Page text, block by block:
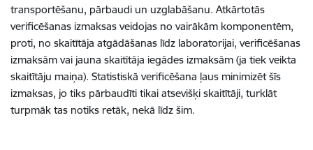
transportēšanu, pārbaudi un uzglabāšanu. Atkārtotās
verificēšanas izmaksas veidojas no vairākām komponentēm,
proti, no skaitītāja atgādāšanas līdz laboratorijai, verificēšanas
izmaksām vai jauna skaitītāja iegādes izmaksām (ja tiek veikta
skaitītāju maiņa). Statistiskā verificēšana ļaus minimizēt šīs
izmaksas, jo tiks pārbaudīti tikai atsevišķi skaitītāji, turklāt
turpmāk tas notiks retāk, nekā līdz šim.